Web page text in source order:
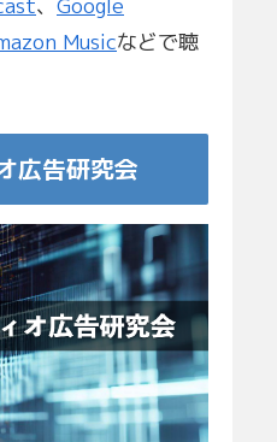
、 Google
Musicなどで聴
広告研究会